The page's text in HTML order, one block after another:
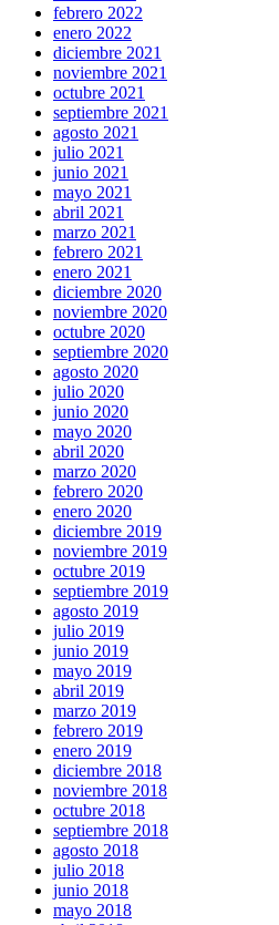
febrero 2022
enero 2022
diciembre 2021
noviembre 2021
octubre 2021
septiembre 2021
agosto 2021
julio 2021
junio 2021
mayo 2021
abril 2021
marzo 2021
febrero 2021
enero 2021
diciembre 2020
noviembre 2020
octubre 2020
septiembre 2020
agosto 2020
julio 2020
junio 2020
mayo 2020
abril 2020
marzo 2020
febrero 2020
enero 2020
diciembre 2019
noviembre 2019
octubre 2019
septiembre 2019
agosto 2019
julio 2019
junio 2019
mayo 2019
abril 2019
marzo 2019
febrero 2019
enero 2019
diciembre 2018
noviembre 2018
octubre 2018
septiembre 2018
agosto 2018
julio 2018
junio 2018
mayo 2018